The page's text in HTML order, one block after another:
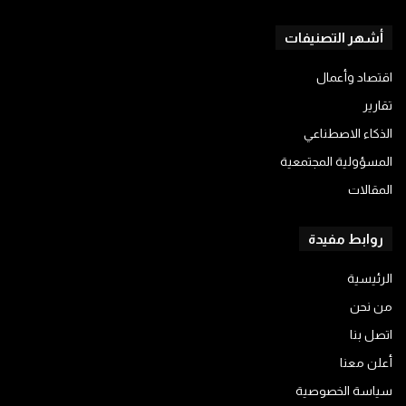
أشهر التصنيفات
اقتصاد وأعمال
تقارير
الذكاء الاصطناعي
المسؤولية المجتمعية
المقالات
روابط مفيدة
الرئيسية
من نحن
اتصل بنا
أعلن معنا
سياسة الخصوصية